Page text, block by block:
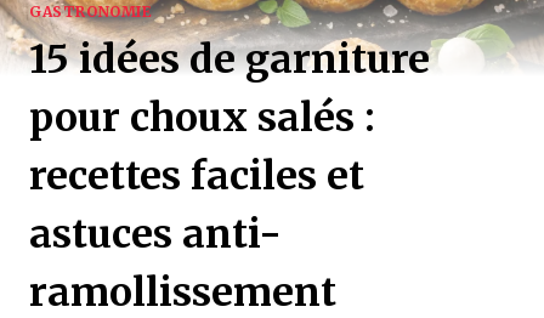
GASTRONOMIE
15 idées de garniture
pour choux salés :
recettes faciles et
astuces anti-
ramollissement